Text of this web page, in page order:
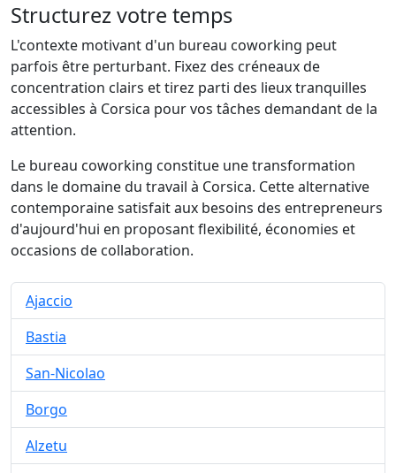
Structurez votre temps
L'contexte motivant d'un bureau coworking peut
parfois être perturbant. Fixez des créneaux de
concentration clairs et tirez parti des lieux tranquilles
accessibles à Corsica pour vos tâches demandant de la
attention.
Le bureau coworking constitue une transformation
dans le domaine du travail à Corsica. Cette alternative
contemporaine satisfait aux besoins des entrepreneurs
d'aujourd'hui en proposant flexibilité, économies et
occasions de collaboration.
Ajaccio
Bastia
San-Nicolao
Borgo
Alzetu